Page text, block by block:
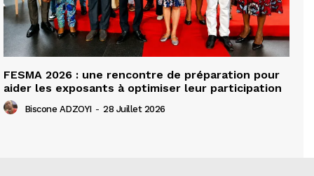
FESMA 2026 : une rencontre de préparation pour
aider les exposants à optimiser leur participation
Biscone ADZOYI - 28 Juillet 2026